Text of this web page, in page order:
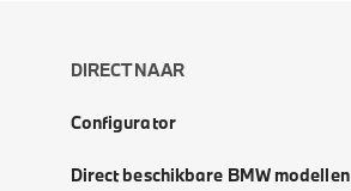
DIRECT NAAR
Configurator
Direct beschikbare BMW modellen